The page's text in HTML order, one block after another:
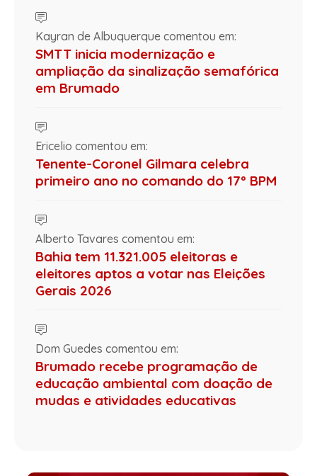
Kayran de Albuquerque comentou em:
SMTT inicia modernização e
ampliação da sinalização semafórica
em Brumado
Ericelio comentou em:
Tenente-Coronel Gilmara celebra
primeiro ano no comando do 17º BPM
Alberto Tavares comentou em:
Bahia tem 11.321.005 eleitoras e
eleitores aptos a votar nas Eleições
Gerais 2026
Dom Guedes comentou em:
Brumado recebe programação de
educação ambiental com doação de
mudas e atividades educativas